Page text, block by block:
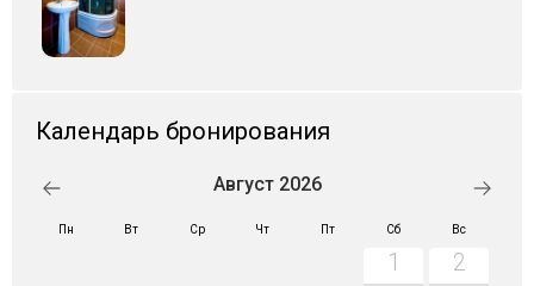
Календарь бронирования
Август 2026
Пн Вт Ср Чт Пт Сб Вс
1 2